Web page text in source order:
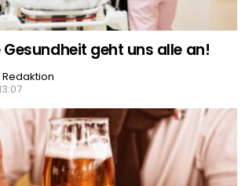
Gesundheit geht uns alle an!